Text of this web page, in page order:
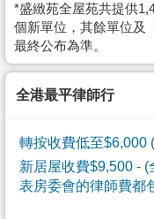
*盛緻苑全屋苑共提供
個新單位，其餘單位及
最終公布為準。
全港最平律師行
轉按收費低至$6,000
新居屋收費$9,500 - (
表房委會的律師費都